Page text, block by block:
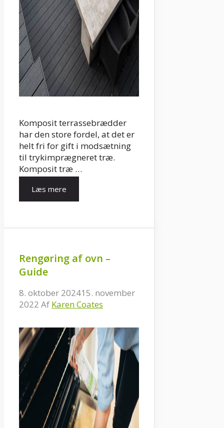
Komposit terrassebrædder
har den store fordel, at det er
helt fri for gift i modsætning
til trykimprægneret træ.
Komposit træ …
Læs mere
Rengøring af ovn –
Guide
8. oktober 202415. november
2022 Af Karen Coates